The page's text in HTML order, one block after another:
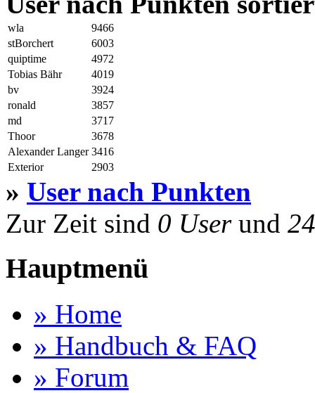
wla
9466
stBorchert
6003
quiptime
4972
Tobias Bähr
4019
bv
3924
ronald
3857
md
3717
Thoor
3678
Alexander Langer 3416
Exterior
2903
» User nach Punkten
Zur Zeit sind 0 Userund
Hauptmenü
» Home
» Handbuch & FAQ
» Forum